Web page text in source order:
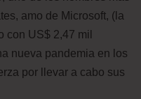
amo de Microsoft, (la
con US$ 2,47 mil
nueva pandemia en los
por llevar a cabo sus